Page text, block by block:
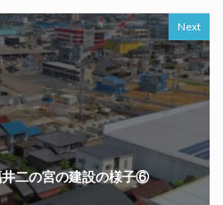
Next
井二の宮の建設の様子⑥